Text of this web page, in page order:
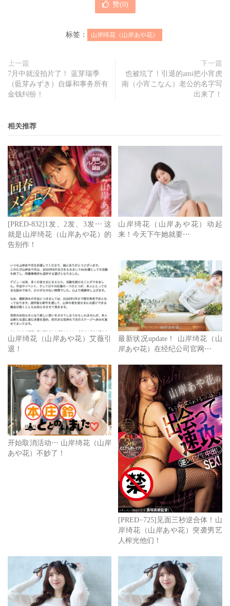
我想山岸あや花(山岸绮花)的用意很明白，就是后会有期，
活动保持曝光，所以也许我们会看到她去演戏了、去唱歌
了、去当模特儿了或是继续来到台湾举办摄影会或见面会，
所以，让我们继续看下去，希望山岸あや花(山岸绮花)不要
衷心期待，也祝福她下一阶段的演艺生涯一帆风顺～
点击查看完整图文
[山岸 逢花（山岸 绮花）]作品下载地址
赞(0)
标签： 山岸绮花（山岸あや花）
上一篇
7月中就没拍片了！ 蓝芽瑞季
（藍芽みずき）自爆和事务所有
金钱纠纷！
下一篇
也被坑了！引退的ami把小宵虎
南（小宵こなん）老公的名字写
出来了！
相关推荐
[PRED-832]1发、2发、3发⋯ 这
就是山岸绮花（山岸あや花）的
告别作！
山岸绮花（山岸あや花）动起
来！今天下午她就要⋯
山岸绮花（山岸あや花）艾薇引
退！
最新状况update！ 山岸绮花（山
岸あや花）在经纪公司官网⋯
开始取消活动⋯ 山岸绮花（山岸
あや花）不妙了！
[PRED−725]见面三秒逆合体！山
岸绮花（山岸あや花）突袭男艺
人榨光他们！